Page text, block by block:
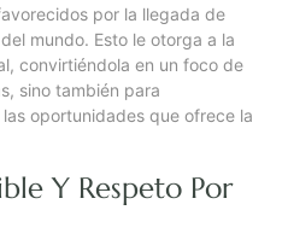
por la llegada de
mundo. Esto le otorga a la
convirtiéndola en un foco de
sino también para
oportunidades que ofrece la
Y Respeto Por